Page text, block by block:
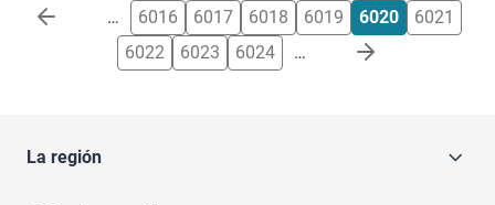
Paginación … 6016 6017 6018 6019 6020
6021
6022
6023 6024 …
La región